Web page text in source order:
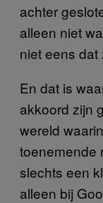
achter
alleen niet
niet eens dat
En dat is
akkoord zijn
wereld
toenemende
slechts een
alleen bij